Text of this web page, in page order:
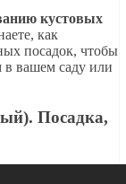
кустовых
как
посадок, чтобы
в вашем саду или
Посадка,